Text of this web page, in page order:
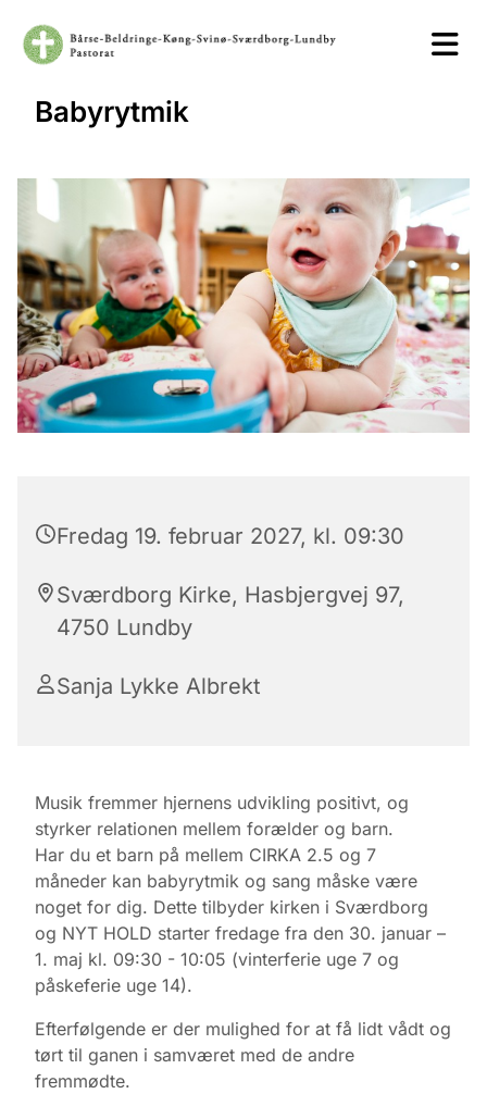
Babyrytmik
Fredag 19. februar 2027, kl. 09:30
Sværdborg Kirke, Hasbjergvej 97,
4750 Lundby
Sanja Lykke Albrekt
Musik fremmer hjernens udvikling positivt, og
styrker relationen mellem forælder og barn.
Har du et barn på mellem CIRKA 2.5 og 7
måneder kan babyrytmik og sang måske være
noget for dig. Dette tilbyder kirken i Sværdborg
og NYT HOLD starter fredage fra den 30. januar –
1. maj kl. 09:30 - 10:05 (vinterferie uge 7 og
påskeferie uge 14).
Efterfølgende er der mulighed for at få lidt vådt og
tørt til ganen i samværet med de andre
fremmødte.